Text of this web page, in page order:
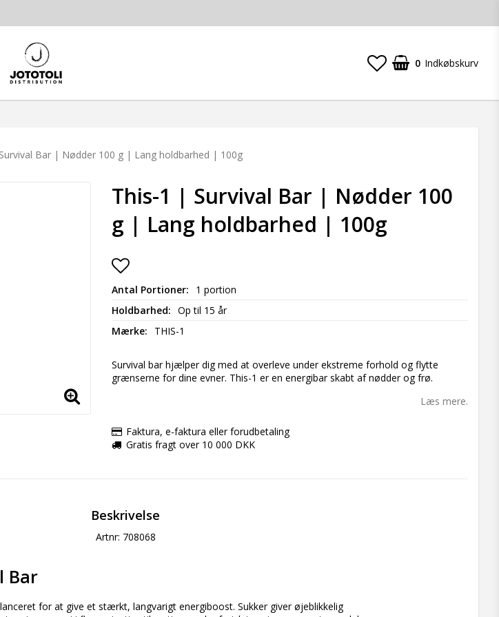
0 Indkøbskurv
Bar | Nødder 100 g | Lang holdbarhed | 100g
This-1 | Survival Bar | Nødder 100
g | Lang holdbarhed | 100g
Add to list of favorites
Antal Portioner
1 portion
Holdbarhed
Op til 15 år
Mærke
THIS-1
Survival bar hjælper dig med at overleve under ekstreme forhold og flytte
grænserne for dine evner. This-1 er en energibar skabt af nødder og frø.
Læs mere.
Faktura, e-faktura eller forudbetaling
Gratis fragt over 10 000 DKK
Beskrivelse
Artnr: 708068
Bar
for at give et stærkt, langvarigt energiboost. Sukker giver øjeblikkelig